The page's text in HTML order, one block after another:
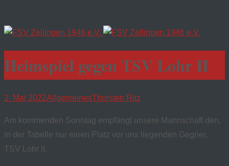
Heimspiel gegen TSV Lohr II
2. Mai 2022AllgemeinesThorsten Ritz
Am kommenden Sonntag empfängt unsere Mannschaft den,
in der Tabelle nur einen Platz vor uns liegenden Gegner,
TSV Lohr II.